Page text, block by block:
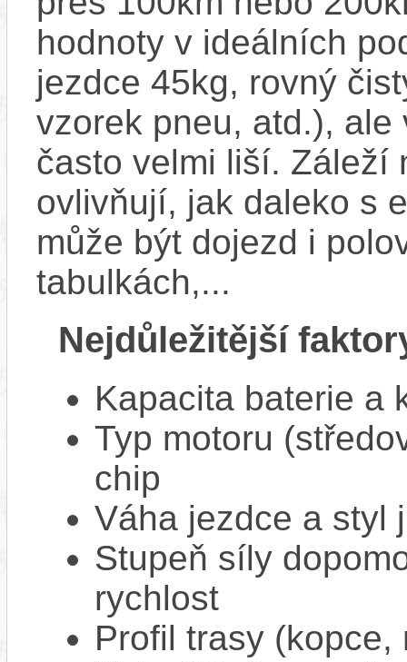
hodnoty v ideálních
jezdce 45kg, rovný
vzorek pneu, atd.),
často velmi liší. Záleží
ovlivňují, jak daleko s
může být dojezd i
tabulkách,...
Nejdůležitější
Kapacita baterie a
Typ motoru
chip
Váha jezdce a styl
Stupeň síly
rychlost
Profil trasy